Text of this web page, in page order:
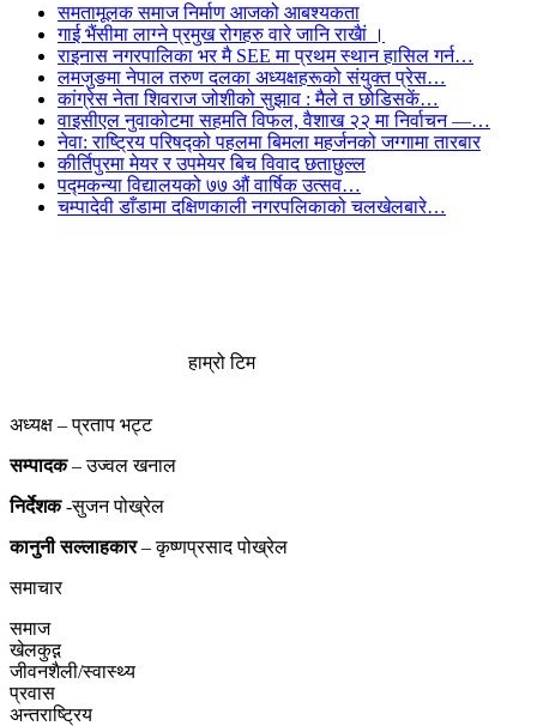
समतामूलक समाज निर्माण आजको आबश्यकता
गाई भैंसीमा लाग्ने प्रमुख रोगहरु वारे जानि राखैां ।
राइनास नगरपालिका भर मै SEE मा प्रथम स्थान हासिल गर्न…
लमजुङमा नेपाल तरुण दलका अध्यक्षहरूको संयुक्त प्रेस…
कांग्रेस नेता शिवराज जोशीको सुझाव : मैले त छोडिसकें…
वाइसीएल नुवाकोटमा सहमति विफल, वैशाख २२ मा निर्वाचन —…
नेवा: राष्ट्रिय परिषद्को पहलमा बिमला महर्जनको जग्गामा तारबार
कीर्तिपुरमा मेयर र उपमेयर बिच विवाद छताछुल्ल
पद्मकन्या विद्यालयको ७७ औं ‌‌वार्षिक ‌उत्सव…
चम्पादेवी डाँडामा दक्षिणकाली नगरपलिकाको चलखेलबारे…
हाम्रो टिम
अध्यक्ष – प्रताप भट्ट
सम्पादक– उज्वल खनाल
निर्देशक-सुजन पोख्रेल
कानुनी सल्लाहकार– कृष्णप्रसाद पोख्रेल
समाचार
समाज
खेलकुद़़
जीवनशैली/स्वास्थ्य
प्रवास
अन्तराष्ट्रिय